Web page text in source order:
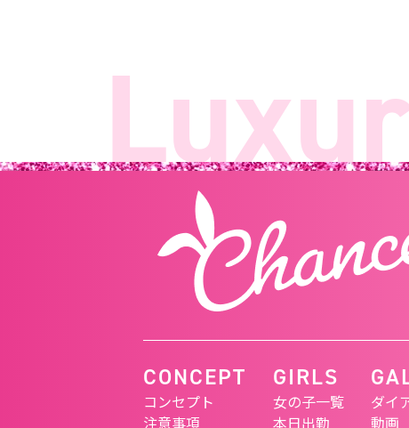
Luxury
CONCEPT
コンセプト
注意事項
GIRLS
女の子一覧
本日出勤
ダイ
動画